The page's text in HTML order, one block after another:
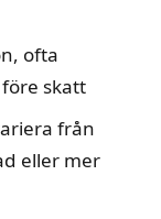
ofta
skatt
från
eller mer